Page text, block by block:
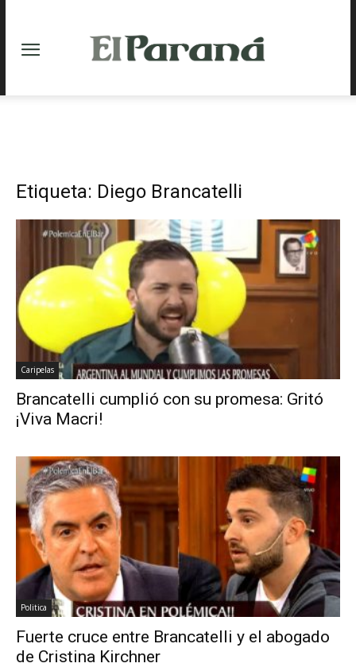
Etiqueta: Diego Brancatelli
Caripelas
Brancatelli cumplió con su promesa: Gritó
¡Viva Macri!
Politica
Fuerte cruce entre Brancatelli y el abogado
de Cristina Kirchner